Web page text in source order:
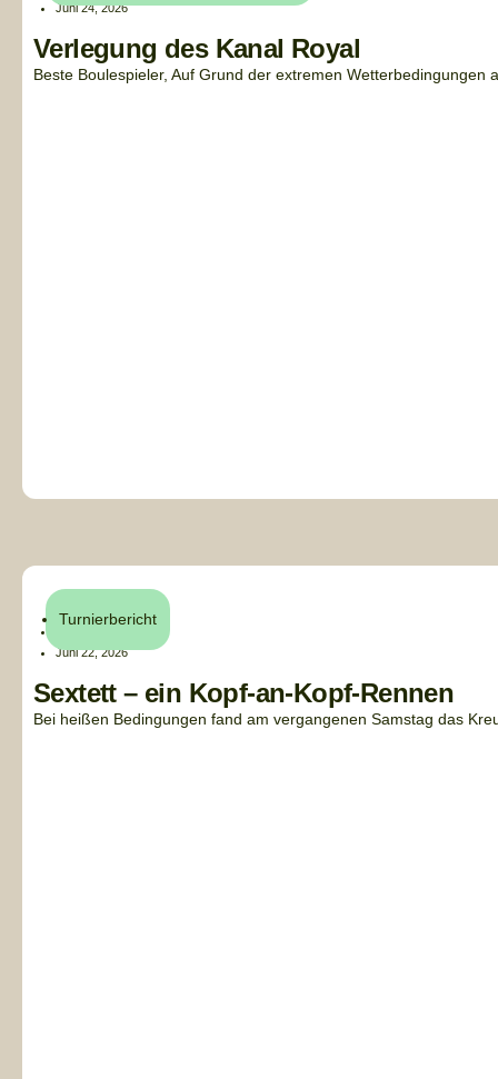
Juni 24, 2026
Verlegung des Kanal Royal
Beste Boulespieler, Auf Grund der extremen
Turnierbericht
Juni 22, 2026
Sextett – ein Kopf-an-Kopf-Rennen
Bei heißen Bedingungen fand am vergangenen Samstag das